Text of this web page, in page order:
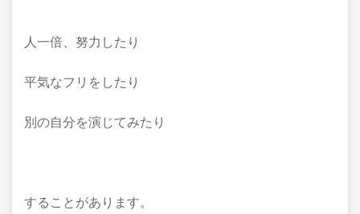
人一倍、努力したり
平気なフリをしたり
別の自分を演じてみたり
することがあります。